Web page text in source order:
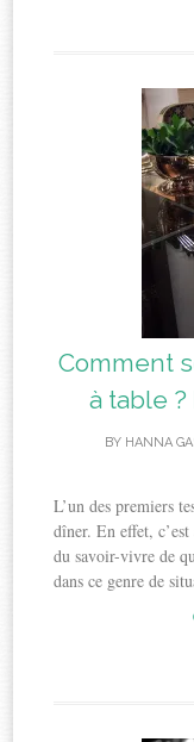
Comment
à table
BY HANNA
L’un des premiers
dîner. En effet,
du savoir-vivre de
dans ce genre de